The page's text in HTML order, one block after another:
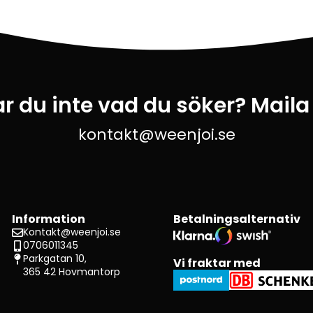
du inte vad du söker?
kontakt@weenjoi.se
Information
Kontakt@weenjoi.se
0706011345
Parkgatan 10,
365 42 Hovmantorp
Betalningsalternativ
Vi fraktar med